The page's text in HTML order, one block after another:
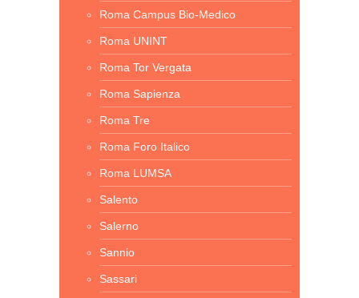
Roma Campus Bio-Medico
Roma UNINT
Roma Tor Vergata
Roma Sapienza
Roma Tre
Roma Foro Italico
Roma LUMSA
Salento
Salerno
Sannio
Sassari